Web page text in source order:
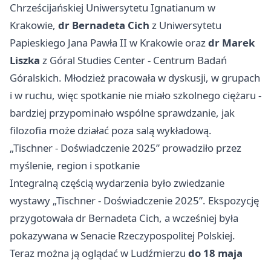
Chrześcijańskiej Uniwersytetu Ignatianum w
Krakowie, dr Bernadeta Cich z Uniwersytetu
Papieskiego Jana Pawła II w Krakowie orazdr Marek
Liszka z Góral Studies Center - Centrum Badań
Góralskich. Młodzież pracowała w dyskusji, w grupach
i w ruchu, więc spotkanie nie miało szkolnego ciężaru -
bardziej przypominało wspólne sprawdzanie, jak
filozofia może działać poza salą wykładową.
„Tischner - Doświadczenie 2025” prowadziło przez
myślenie, region i spotkanie
Integralną częścią wydarzenia było zwiedzanie
wystawy „Tischner - Doświadczenie 2025”. Ekspozycję
przygotowała dr Bernadeta Cich, a wcześniej była
pokazywana w Senacie Rzeczypospolitej Polskiej.
Teraz można ją oglądać w Ludźmierzu do 18 maja